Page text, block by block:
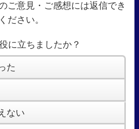
ご意見・ご感想には返信でき
ださい。
に立ちましたか？
た
ない